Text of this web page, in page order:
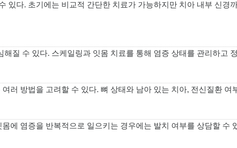
있다. 초기에는 비교적 간단한 치료가 가능하지만 치아 내부 신경
질 수 있다. 스케일링과 잇몸 치료를 통해 염증 상태를 관리하고
러 방법을 고려할 수 있다. 뼈 상태와 남아 있는 치아, 전신질환
에 염증을 반복적으로 일으키는 경우에는 발치 여부를 상담할 수